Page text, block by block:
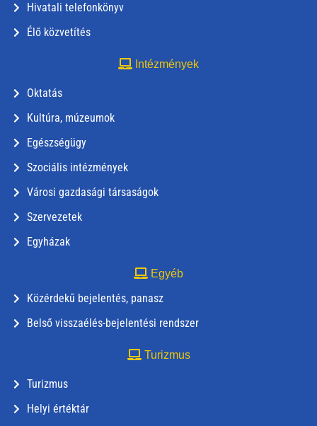
Hivatali telefonkönyv
Élő közvetítés
Intézmények
Oktatás
Kultúra, múzeumok
Egészségügy
Szociális intézmények
Városi gazdasági társaságok
Szervezetek
Egyházak
Egyéb
Közérdekű bejelentés, panasz
Belső visszaélés-bejelentési rendszer
Turizmus
Turizmus
Helyi értéktár